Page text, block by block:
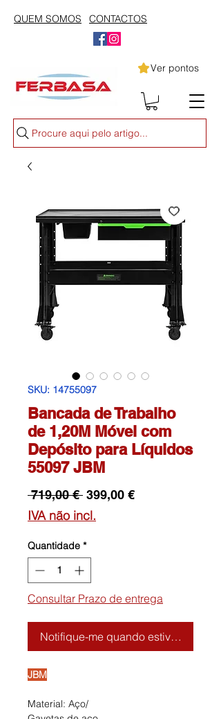
QUEM SOMOS CONTACTOS
Ver pontos
Procure aqui pelo artigo...
SKU: 14755097
Bancada de Trabalho
de 1,20M Móvel com
Depósito para Líquidos
55097 JBM
719,00 € Preço
normal
399,00 €Preço
IVA não incl.
Quantidade *
Consultar Prazo de entrega
Notifique-me quando estiver
JBM
Material: Aço/